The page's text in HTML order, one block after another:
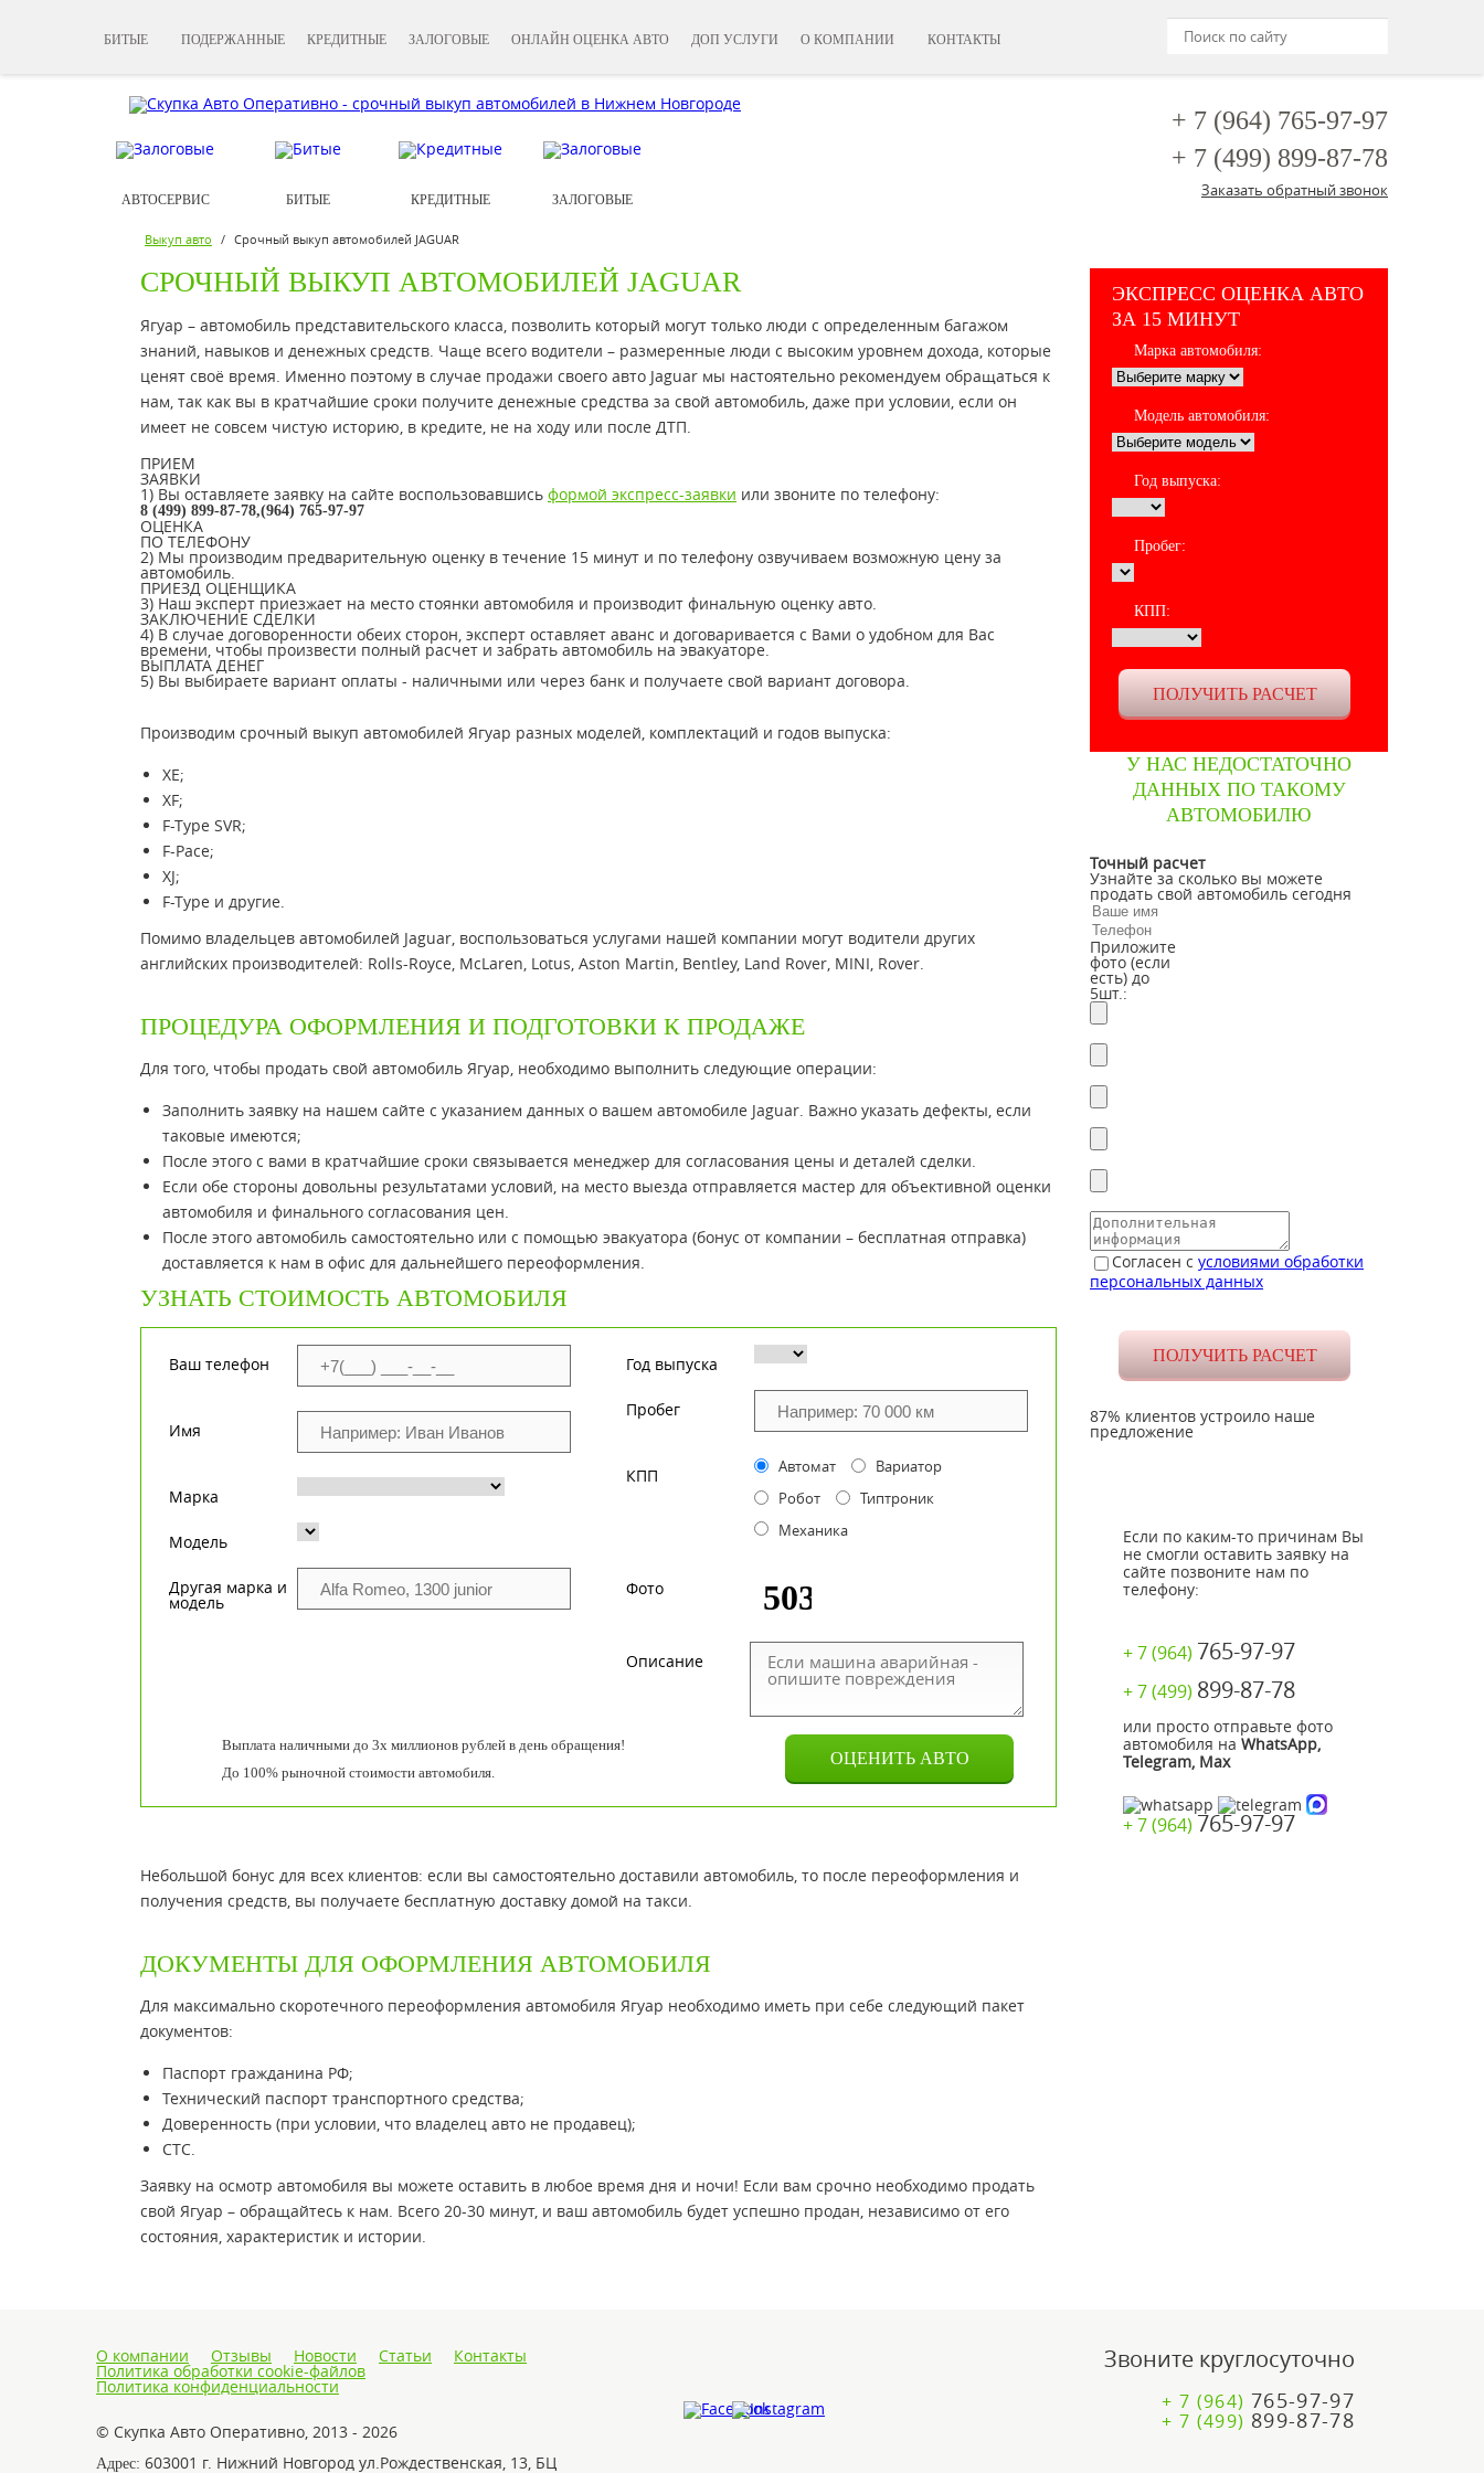
БИТЫЕ ПОДЕРЖАННЫЕ КРЕДИТНЫЕ ЗАЛОГОВЫЕ ОНЛАЙН ОЦЕНКА АВТО ДОП УСЛУГИ О КОМПАНИИ КОНТАКТЫ
+ 7 (964) 765-97-97
+ 7 (499) 899-87-78
Заказать обратный звонок
АВТОСЕРВИС БИТЫЕ КРЕДИТНЫЕ ЗАЛОГОВЫЕ
Выкуп авто / Срочный выкуп автомобилей JAGUAR
ЭКСПРЕСС ОЦЕНКА АВТО
ЗА 15 МИНУТ
Марка автомобиля:
Модель автомобиля:
Год выпуска:
Пробег:
КПП:
У НАС НЕДОСТАТОЧНО
ДАННЫХ ПО ТАКОМУ
АВТОМОБИЛЮ
Точный расчет
Узнайте за сколько вы можете
продать свой автомобиль сегодня
Приложите
фото (если
есть) до
5шт.:
Согласен с условиями обработки
персональных данных
87% клиентов устроило наше
предложение
Если по каким-то причинам Вы
не смогли оставить заявку на
сайте позвоните нам по
телефону:
+ 7 (964) 765-97-97
+ 7 (499) 899-87-78
или просто отправьте фото
автомобиля на WhatsApp,
Telegram, Max
+ 7 (964) 765-97-97
СРОЧНЫЙ ВЫКУП АВТОМОБИЛЕЙ JAGUAR
Ягуар – автомобиль представительского класса, позволить который могут только люди с определенным багажом
знаний, навыков и денежных средств. Чаще всего водители – размеренные люди с высоким уровнем дохода, которые
ценят своё время. Именно поэтому в случае продажи своего авто Jaguar мы настоятельно рекомендуем обращаться к
нам, так как вы в кратчайшие сроки получите денежные средства за свой автомобиль, даже при условии, если он
имеет не совсем чистую историю, в кредите, не на ходу или после ДТП.
ПРИЕМ
ЗАЯВКИ
1) Вы оставляете заявку на сайте воспользовавшись формой экспресс-заявки или звоните по телефону:
8 (499) 899-87-78,(964) 765-97-97
ОЦЕНКА
ПО ТЕЛЕФОНУ
2) Мы производим предварительную оценку в течение 15 минут и по телефону озвучиваем возможную цену за
автомобиль.
ПРИЕЗД ОЦЕНЩИКА
3) Наш эксперт приезжает на место стоянки автомобиля и производит финальную оценку авто.
ЗАКЛЮЧЕНИЕ СДЕЛКИ
4) В случае договоренности обеих сторон, эксперт оставляет аванс и договаривается с Вами о удобном для Вас
времени, чтобы произвести полный расчет и забрать автомобиль на эвакуаторе.
ВЫПЛАТА ДЕНЕГ
5) Вы выбираете вариант оплаты - наличными или через банк и получаете свой вариант договора.
Производим срочный выкуп автомобилей Ягуар разных моделей, комплектаций и годов выпуска:
XE;
XF;
F-Type SVR;
F-Pace;
XJ;
F-Type и другие.
Помимо владельцев автомобилей Jaguar, воспользоваться услугами нашей компании могут водители других
английских производителей: Rolls-Royce, McLaren, Lotus, Aston Martin, Bentley, Land Rover, MINI, Rover.
ПРОЦЕДУРА ОФОРМЛЕНИЯ И ПОДГОТОВКИ К ПРОДАЖЕ
Для того, чтобы продать свой автомобиль Ягуар, необходимо выполнить следующие операции:
Заполнить заявку на нашем сайте с указанием данных о вашем автомобиле Jaguar. Важно указать дефекты, если
таковые имеются;
После этого с вами в кратчайшие сроки связывается менеджер для согласования цены и деталей сделки.
Если обе стороны довольны результатами условий, на место выезда отправляется мастер для объективной оценки
автомобиля и финального согласования цен.
После этого автомобиль самостоятельно или с помощью эвакуатора (бонус от компании – бесплатная отправка)
доставляется к нам в офис для дальнейшего переоформления.
УЗНАТЬ СТОИМОСТЬ АВТОМОБИЛЯ
Ваш телефон
Имя
Марка
Модель
Другая марка и
модель
Год выпуска
Пробег
КПП Автомат
Вариатор
Робот
Типтроник
Механика
Фото
Описание
Выплата наличными до 3х миллионов рублей в день обращения!
До 100% рыночной стоимости автомобиля.
Небольшой бонус для всех клиентов: если вы самостоятельно доставили автомобиль, то после переоформления и
получения средств, вы получаете бесплатную доставку домой на такси.
ДОКУМЕНТЫ ДЛЯ ОФОРМЛЕНИЯ АВТОМОБИЛЯ
Для максимально скоротечного переоформления автомобиля Ягуар необходимо иметь при себе следующий пакет
документов:
Паспорт гражданина РФ;
Технический паспорт транспортного средства;
Доверенность (при условии, что владелец авто не продавец);
СТС.
Заявку на осмотр автомобиля вы можете оставить в любое время дня и ночи! Если вам срочно необходимо продать
свой Ягуар – обращайтесь к нам. Всего 20-30 минут, и ваш автомобиль будет успешно продан, независимо от его
состояния, характеристик и истории.
О компании Отзывы Новости Статьи Контакты
Политика обработки cookie-файлов
Политика конфиденциальности
© Скупка Авто Оперативно, 2013 - 2026
Адрес: 603001 г. Нижний Новгород ул.Рождественская, 13, БЦ
Звоните круглосуточно
+ 7 (964) 765-97-97
+ 7 (499) 899-87-78